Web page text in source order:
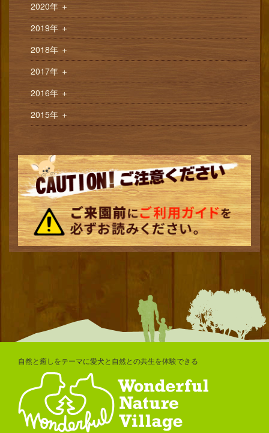
2020年 ＋
2019年 ＋
2018年 ＋
2017年 ＋
2016年 ＋
2015年 ＋
自然と癒しをテーマに愛犬と自然との共生を体験できる